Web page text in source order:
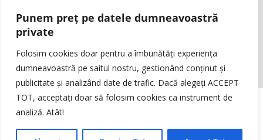
Punem preț pe datele dumneavoastră
private
Folosim cookies doar pentru a îmbunătăți experiența
dumneavoastră pe saitul nostru, gestionând conținut și
publicitate și analizând date de trafic. Dacă alegeți ACCEPT
TOT, acceptați doar să folosim cookies ca instrument de
analiză. Atât!
Email: infohd20@gmail.com
Website: www.replicahd.ro